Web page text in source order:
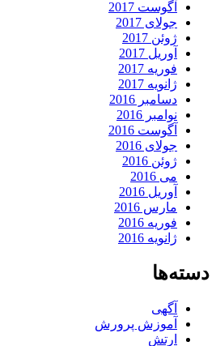
آگوست 2017
جولای 2017
ژوئن 2017
آوریل 2017
فوریه 2017
ژانویه 2017
دسامبر 2016
نوامبر 2016
آگوست 2016
جولای 2016
ژوئن 2016
می 2016
آوریل 2016
مارس 2016
فوریه 2016
ژانویه 2016
دسته‌ها
آگهی
آموزش پرورش
ارتش